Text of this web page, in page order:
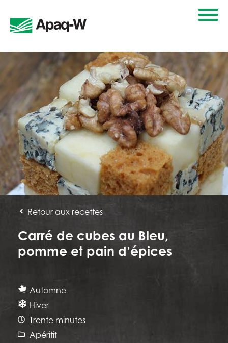
Retour aux recettes
Carré de cubes au Bleu,
pomme et pain d’épices
Automne
Hiver
Trente minutes
Apéritif